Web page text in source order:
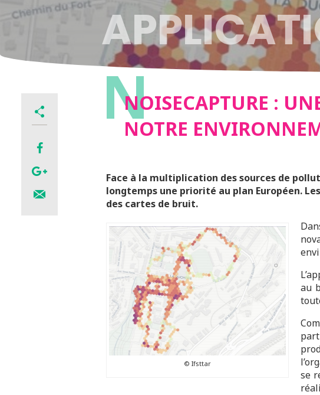
NOTRE
SONORE
N
NOISECAPTURE :
NOTRE
Face à la multiplication des sources de
longtemps une priorité au plan Européen.
des cartes de bruit.
© Ifsttar
au
se